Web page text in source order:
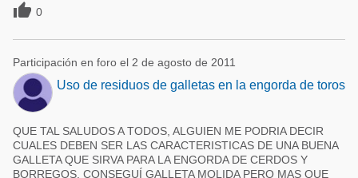
 0
Participación en foro el 2 de agosto de 2011
Uso de residuos de galletas en la engorda de toros
QUE TAL SALUDOS A TODOS, ALGUIEN ME PODRIA DECIR
CUALES DEBEN SER LAS CARACTERISTICAS DE UNA BUENA
GALLETA QUE SIRVA PARA LA ENGORDA DE CERDOS Y
BORREGOS. CONSEGUÍ GALLETA MOLIDA PERO MAS QUE